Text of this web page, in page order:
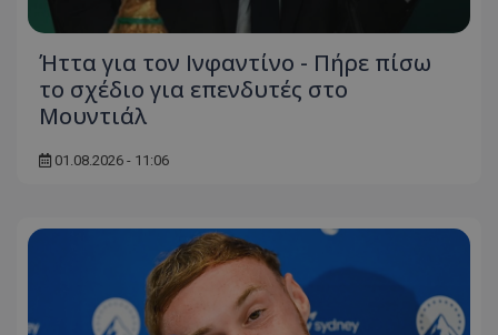
Ήττα για τον Ινφαντίνο - Πήρε πίσω
το σχέδιο για επενδυτές στο
Μουντιάλ
01.08.2026 - 11:06